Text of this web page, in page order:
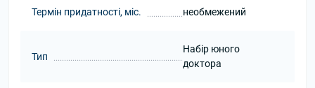
Термін придатності, міс. необмежений
Тип
Набір юного
доктора